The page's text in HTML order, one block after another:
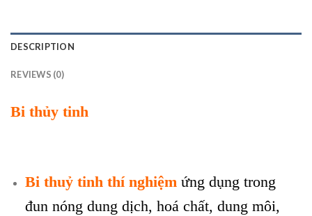
DESCRIPTION
REVIEWS (0)
Bi thủy tinh
Bi thuỷ tinh thí nghiệmứng dụng trong
đun nóng dung dịch, hoá chất, dung môi,